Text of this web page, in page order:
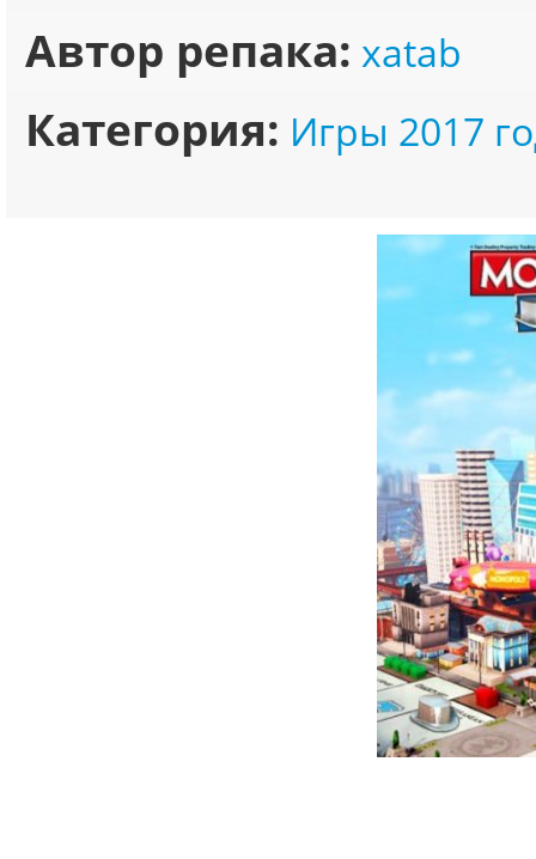
Автор репака: xatab
Категория: Игры 2017